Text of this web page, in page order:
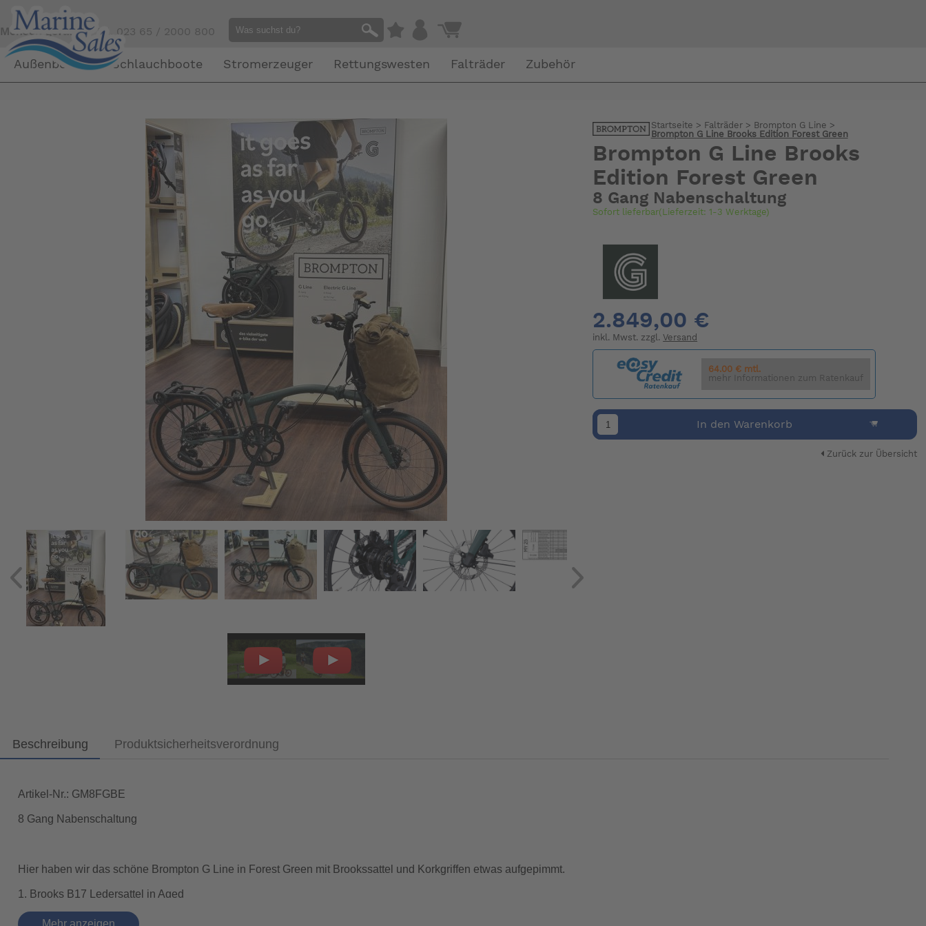
Mensch gefällig?Tel. 023 65 / 2000 800
Außenborder Schlauchboote Stromerzeuger Rettungswesten Falträder Zubehör
Startseite > Falträder> Brompton G Line >
Brompton G Line Brooks Edition Forest Green
Brompton G Line Brooks
Edition Forest Green
8 Gang Nabenschaltung
Sofort lieferbar(Lieferzeit: 1-3 Werktage)
2.849,00 €
inkl. Mwst. zzgl. Versand
64.00 € mtl.
mehr Informationen zum Ratenkauf
In den Warenkorb
Zurück zur Übersicht
Beschreibung Produktsicherheitsverordnung
Artikel-Nr.: GM8FGBE
8 Gang Nabenschaltung
Hier haben wir das schöne Brompton G Line in Forest Green mit Brookssattel und Korkgriffen etwas aufgepimmt.
1. Brooks B17 Ledersattel in Aged
2. Ergon Bio Kork Handgriffe